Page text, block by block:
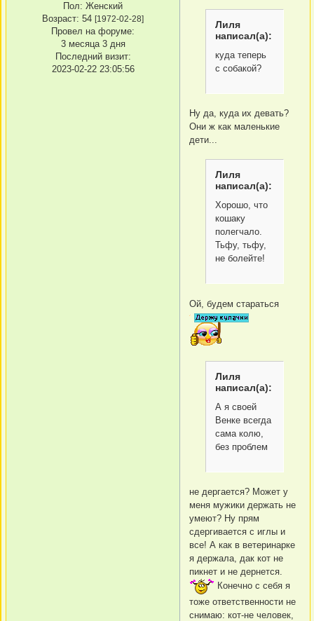
Пол: Женский
Возраст: 54 [1972-02-28]
Провел на форуме:
3 месяца 3 дня
Последний визит:
2023-02-22 23:05:56
Лиля
написал(а):
куда теперь
с собакой?
Ну да, куда их девать?
Они ж как маленькие
дети...
Лиля
написал(а):
Хорошо, что
кошаку
полегчало.
Тьфу, тьфу,
не болейте!
Ой, будем стараться
Лиля
написал(а):
А я своей
Венке всегда
сама колю,
без проблем
не дергается? Может у
меня мужики держать не
умеют? Ну прям
сдергивается с иглы и
все! А как в ветеринарке
я держала, дак кот не
пикнет и не дернется.
Конечно с себя я
тоже ответственности не
снимаю: кот-не человек,